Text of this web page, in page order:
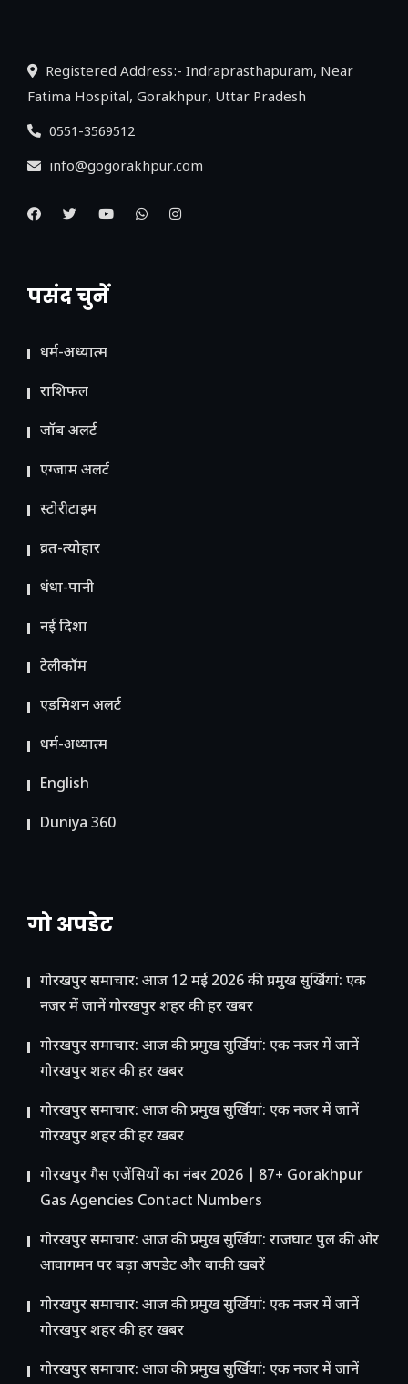
Registered Address:- Indraprasthapuram, Near
Fatima Hospital, Gorakhpur, Uttar Pradesh
0551-3569512
info@gogorakhpur.com
पसंद चुनें
धर्म-अध्यात्म
राशिफल
जॉब अलर्ट
एग्जाम अलर्ट
स्टोरीटाइम
व्रत-त्योहार
धंधा-पानी
नई दिशा
टेलीकॉम
ए​डमिशन अलर्ट
धर्म-अध्यात्म
English
Duniya 360
गो अपडेट
गोरखपुर समाचार: आज 12 मई 2026 की प्रमुख सुर्खियां: एक
नजर में जानें गोरखपुर शहर की हर खबर
गोरखपुर समाचार: आज की प्रमुख सुर्खियां: एक नजर में जानें
गोरखपुर शहर की हर खबर
गोरखपुर समाचार: आज की प्रमुख सुर्खियां: एक नजर में जानें
गोरखपुर शहर की हर खबर
गोरखपुर गैस एजेंसियों का नंबर 2026 | 87+ Gorakhpur
Gas Agencies Contact Numbers
गोरखपुर समाचार: आज की प्रमुख सुर्खियां: राजघाट पुल की ओर
आवागमन पर बड़ा अपडेट और बाकी खबरें
गोरखपुर समाचार: आज की प्रमुख सुर्खियां: एक नजर में जानें
गोरखपुर शहर की हर खबर
गोरखपुर समाचार: आज की प्रमुख सुर्खियां: एक नजर में जानें